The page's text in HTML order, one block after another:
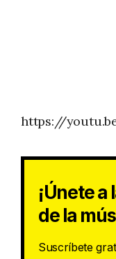
https://
¡Únete
de la
Suscríbete